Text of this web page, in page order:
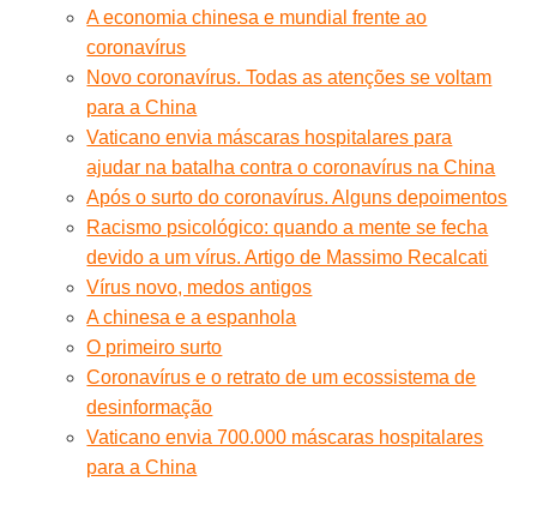
A economia chinesa e mundial frente ao
coronavírus
Novo coronavírus. Todas as atenções se voltam
para a China
Vaticano envia máscaras hospitalares para
ajudar na batalha contra o coronavírus na China
Após o surto do coronavírus. Alguns depoimentos
Racismo psicológico: quando a mente se fecha
devido a um vírus. Artigo de Massimo Recalcati
Vírus novo, medos antigos
A chinesa e a espanhola
O primeiro surto
Coronavírus e o retrato de um ecossistema de
desinformação
Vaticano envia 700.000 máscaras hospitalares
para a China